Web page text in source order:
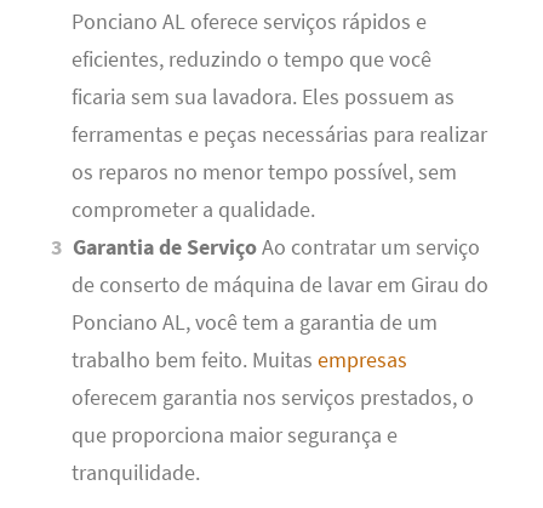
Ponciano AL oferece serviços rápidos e
eficientes, reduzindo o tempo que você
ficaria sem sua lavadora. Eles possuem as
ferramentas e peças necessárias para realizar
os reparos no menor tempo possível, sem
comprometer a qualidade.
Garantia de ServiçoAo contratar um serviço
de conserto de máquina de lavar em Girau do
Ponciano AL, você tem a garantia de um
trabalho bem feito. Muitas empresas
oferecem garantia nos serviços prestados, o
que proporciona maior segurança e
tranquilidade.